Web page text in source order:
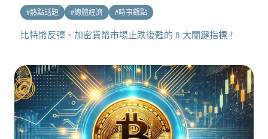
#熱點話題 #總體經濟 #時事觀點
比特幣反彈、加密貨幣市場止跌復甦的 8 大關鍵指標！